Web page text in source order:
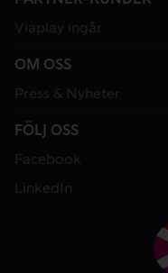
Viaplay ingår
OM OSS
Press & Nyheter
FÖLJ OSS
Facebook
LinkedIn